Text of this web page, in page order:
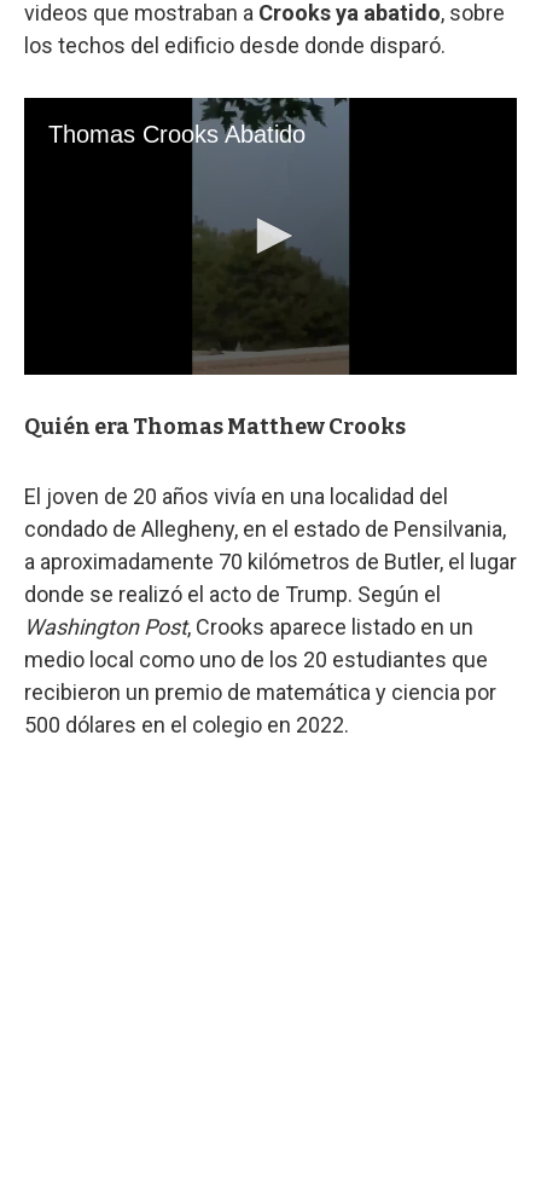
videos que mostraban a Crooks ya abatido, sobre
los techos del edificio desde donde disparó.
Quién era Thomas Matthew Crooks
El joven de 20 años vivía en una localidad del
condado de Allegheny, en el estado de Pensilvania,
a aproximadamente 70 kilómetros de Butler, el lugar
donde se realizó el acto de Trump. Según el
Washington Post, Crooks aparece listado en un
medio local como uno de los 20 estudiantes que
recibieron un premio de matemática y ciencia por
500 dólares en el colegio en 2022.